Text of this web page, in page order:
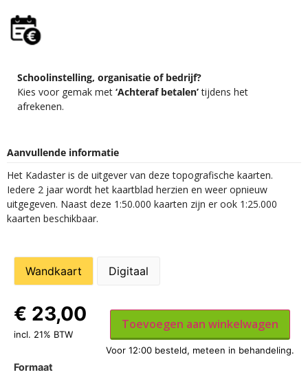
Schoolinstelling, organisatie of bedrijf?
Kies voor gemak met ‘Achteraf betalen’tijdens het
afrekenen.
Aanvullende informatie
Het Kadaster is de uitgever van deze topografische kaarten.
Iedere 2 jaar wordt het kaartblad herzien en weer opnieuw
uitgegeven. Naast deze 1:50.000 kaarten zijn er ook 1:25.000
kaarten beschikbaar.
Wandkaart Digitaal
Formaat
€ 23,00
incl. 21% BTW
Toevoegen aan winkelwagen